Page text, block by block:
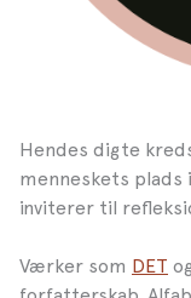
Hendes digte
menneskets plads
inviterer til
Værker som DET og